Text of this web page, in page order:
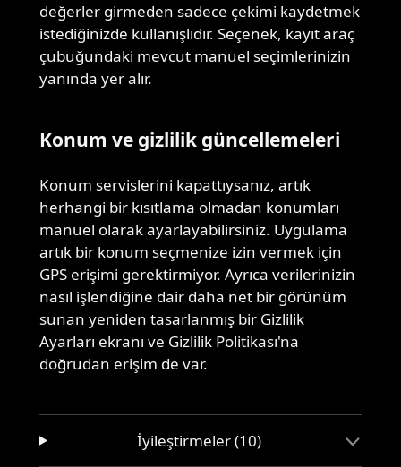
değerler girmeden sadece çekimi kaydetmek
istediğinizde kullanışlıdır. Seçenek, kayıt araç
çubuğundaki mevcut manuel seçimlerinizin
yanında yer alır.
Konum ve gizlilik güncellemeleri
Konum servislerini kapattıysanız, artık
herhangi bir kısıtlama olmadan konumları
manuel olarak ayarlayabilirsiniz. Uygulama
artık bir konum seçmenize izin vermek için
GPS erişimi gerektirmiyor. Ayrıca verilerinizin
nasıl işlendiğine dair daha net bir görünüm
sunan yeniden tasarlanmış bir Gizlilik
Ayarları ekranı ve Gizlilik Politikası'na
doğrudan erişim de var.
İyileştirmeler (10)